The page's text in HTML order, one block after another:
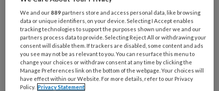
Bij
welke
organisatie
werk
je?
Untitled
Ontvang 2x per week de
KinderopvangTotaal nieuwsbrief
We and our889 partners store and access personal data, like browsing
data or unique identifiers, on your device. Selecting I Accept enables
tracking technologies to support the purposes shown under we and our
partners process data to provide. Selecting Reject All or withdrawing your
consent will disable them. If trackers are disabled, some content and ads
you see may not be as relevant to you. You can resurface this menu to
change your choices or withdraw consent at any time by clicking the
Manage Preferences link on the bottom of the webpage. Your choices will
have effect within our Website. For more details, refer to our Privacy
Policy. Privacy Statement